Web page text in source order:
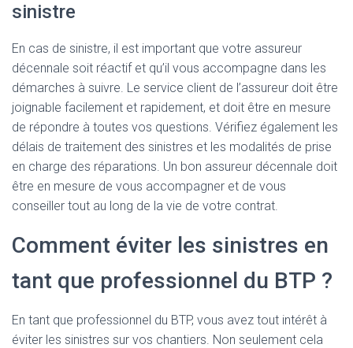
sinistre
En cas de sinistre, il est important que votre assureur
décennale soit réactif et qu’il vous accompagne dans les
démarches à suivre. Le service client de l’assureur doit être
joignable facilement et rapidement, et doit être en mesure
de répondre à toutes vos questions. Vérifiez également les
délais de traitement des sinistres et les modalités de prise
en charge des réparations. Un bon assureur décennale doit
être en mesure de vous accompagner et de vous
conseiller tout au long de la vie de votre contrat.
Comment éviter les sinistres en
tant que professionnel du BTP ?
En tant que professionnel du BTP, vous avez tout intérêt à
éviter les sinistres sur vos chantiers. Non seulement cela